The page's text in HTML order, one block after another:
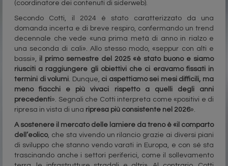
(coordinatore dei contenuti di siderweb).
Secondo Cotti, il 2024 è stato caratterizzato da una
domanda incerta e di breve respiro, confermando un trend
decennale che vede «una prima metà di anno in rialzo e
una seconda di cali». Allo stesso modo, «seppur con alti e
bassi», il primo semestre del 2025 «è stato buono e siamo
riusciti a raggiungere gli obiettivi che ci eravamo fissati in
termini di volumi. Dunque, ci aspettiamo sei mesi difficili, ma
meno fiacchi e più vivaci rispetto a quelli degli anni
precedenti». Segnali che Cotti interpreta come «positivi e di
ripresa in vista di una ripresa più consistente nel 2026».
A sostenere il mercato delle lamiere da treno è «il comparto
dell’eolico, che sta vivendo un rilancio grazie ai diversi piani
di sviluppo che stanno vendo varati in Europa, e con sé sta
trascinando anche i settori periferici, come il sollevamento